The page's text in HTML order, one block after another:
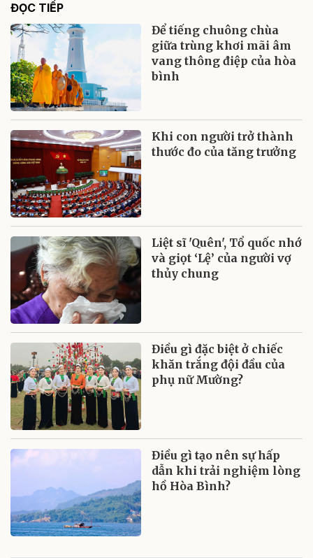
ĐỌC TIẾP
Để tiếng chuông chùa
giữa trùng khơi mãi âm
vang thông điệp của hòa
bình
Khi con người trở thành
thước đo của tăng trưởng
Liệt sĩ 'Quên', Tổ quốc nhớ
và giọt ‘Lệ’ của người vợ
thủy chung
Điều gì đặc biệt ở chiếc
khăn trắng đội đầu của
phụ nữ Mường?
Điều gì tạo nên sự hấp
dẫn khi trải nghiệm lòng
hồ Hòa Bình?